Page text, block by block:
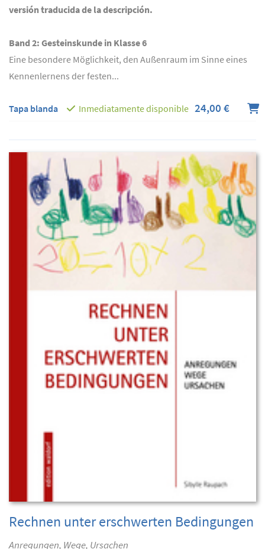
versión traducida de la descripción.
Band 2: Gesteinskunde in Klasse 6
Eine besondere Möglichkeit, den Außenraum im Sinne eines
Kennenlernens der festen...
Tapa blanda Inmediatamente disponible 24,00 €
Rechnen unter erschwerten Bedingungen
Anregungen, Wege, Ursachen